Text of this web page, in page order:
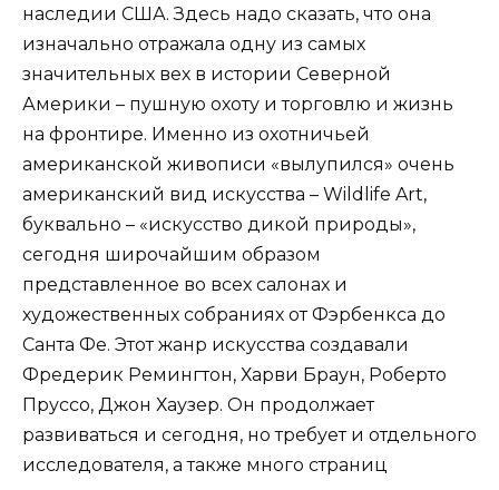
наследии США. Здесь надо сказать, что она
изначально отражала одну из самых
значительных вех в истории Северной
Америки – пушную охоту и торговлю и жизнь
на фронтире. Именно из охотничьей
американской живописи «вылупился» очень
американский вид искусства – Wildlife Art,
буквально – «искусство дикой природы»,
сегодня широчайшим образом
представленное во всех салонах и
художественных собраниях от Фэрбенкса до
Санта Фе. Этот жанр искусства создавали
Фредерик Ремингтон, Харви Браун, Роберто
Пруссо, Джон Хаузер. Он продолжает
развиваться и сегодня, но требует и отдельного
исследователя, а также много страниц